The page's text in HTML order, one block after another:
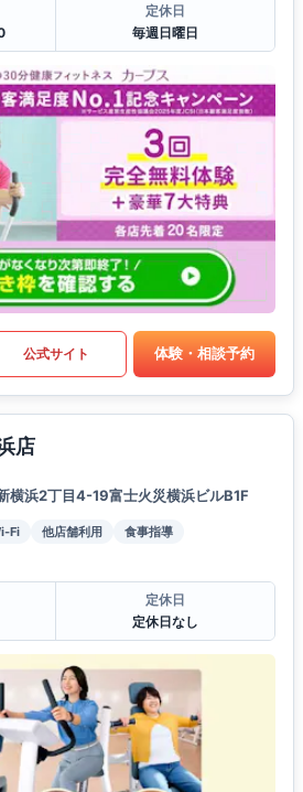
定休日
毎週日曜日
公式サイト 体験・相談予約
店
横浜2丁目4-19富士火災横浜ビルB1F
Fi 他店舗利用
食事指導
定休日
定休日なし